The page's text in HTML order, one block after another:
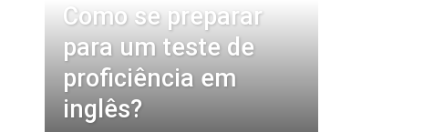
Como se preparar
para um teste de
proficiência em
inglês?